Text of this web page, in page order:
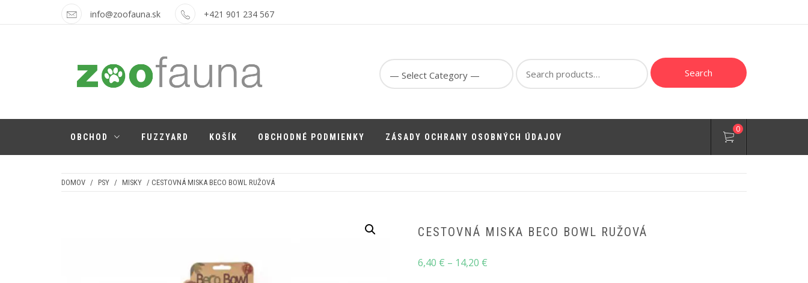
info@zoofauna.sk +421 901 234 567
Search
for:
Search
OBCHOD FUZZYARD KOŠÍK OBCHODNÉ PODMIENKY ZÁSADY OCHRANY OSOBNÝCH ÚDAJOV
0
DOMOV / PSY / MISKY / CESTOVNÁ MISKA BECO BOWL RUŽOVÁ
CESTOVNÁ MISKA BECO BOWL RUŽOVÁ
6,40 € – 14,20 €Price